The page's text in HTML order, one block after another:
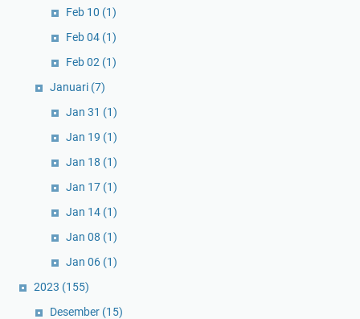
Feb 10 (1)
Feb 04 (1)
Feb 02 (1)
Januari (7)
Jan 31 (1)
Jan 19 (1)
Jan 18 (1)
Jan 17 (1)
Jan 14 (1)
Jan 08 (1)
Jan 06 (1)
2023 (155)
Desember (15)